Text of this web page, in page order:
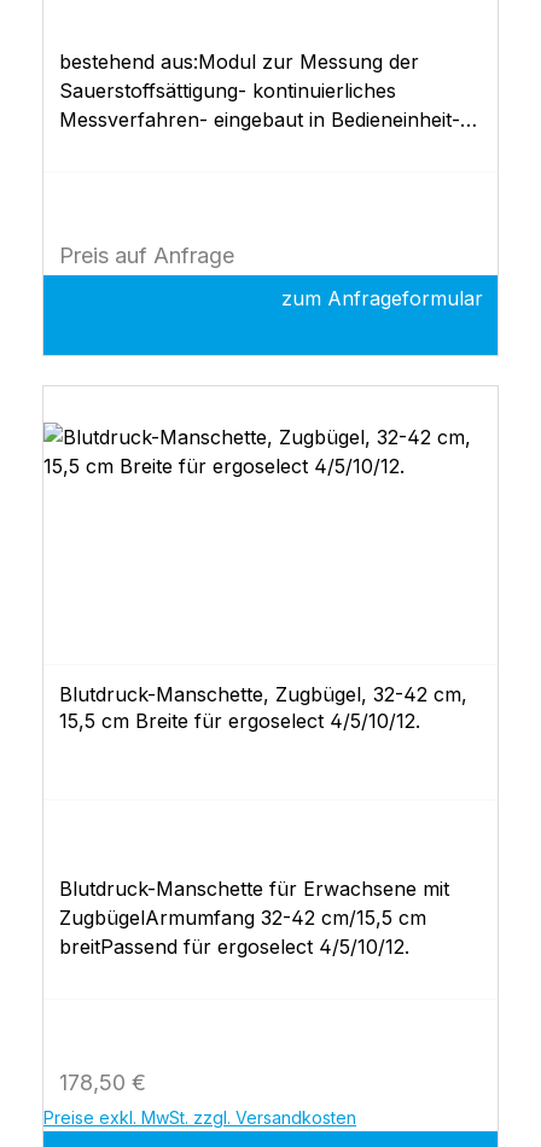
bestehend aus:Modul zur Messung der
Sauerstoffsättigung- kontinuierliches
Messverfahren- eingebaut in Bedieneinheit-
Preis auf Anfrage
zum Anfrageformular
Blutdruck-Manschette, Zugbügel, 32-42 cm,
15,5 cm Breite für ergoselect 4/5/10/12.
Blutdruck-Manschette für Erwachsene mit
ZugbügelArmumfang 32-42 cm/15,5 cm
breitPassend für ergoselect 4/5/10/12.
Regulärer Preis:
178,50 €
Preise exkl. MwSt. zzgl. Versandkosten